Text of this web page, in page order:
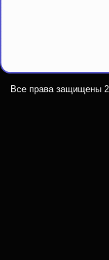
Все права защищены